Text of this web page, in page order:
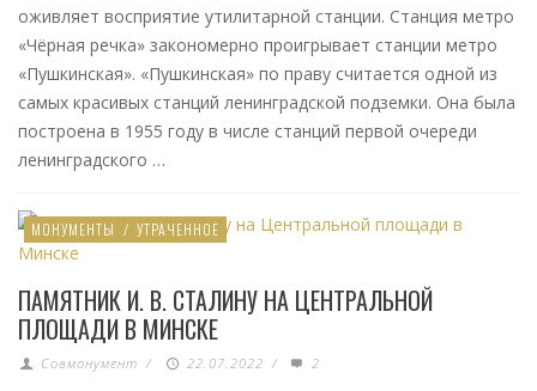
оживляет восприятие утилитарной станции. Станция метро
«Чёрная речка» закономерно проигрывает станции метро
«Пушкинская». «Пушкинская» по праву считается одной из
самых красивых станций ленинградской подземки. Она была
построена в 1955 году в числе станций первой очереди
ленинградского …
МОНУМЕНТЫ / УТРАЧЕННОЕ
ПАМЯТНИК И. В. СТАЛИНУ НА ЦЕНТРАЛЬНОЙ
ПЛОЩАДИ В МИНСКЕ
Совмонумент / 22.07.2022 / 2